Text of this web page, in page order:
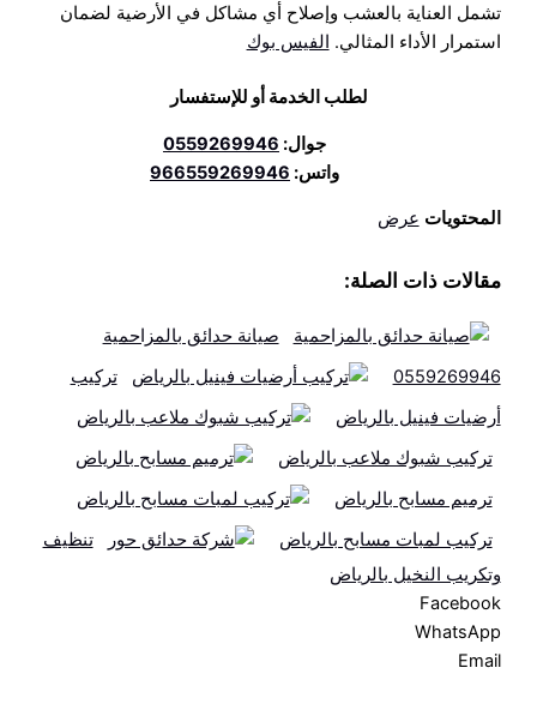
تشمل العناية بالعشب وإصلاح أي مشاكل في الأرضية لضمان
استمرار الأداء المثالي. الفيس بوك
لطلب الخدمة أو للإستفسار
جوال: 0559269946
واتس: 966559269946
المحتويات عرض
مقالات ذات الصلة:
صيانة حدائق بالمزاحمية
0559269946
تركيب
أرضيات فينيل بالرياض
تركيب شبوك ملاعب بالرياض
ترميم مسابح بالرياض
تركيب لمبات مسابح بالرياض
تنظيف
وتكريب النخيل بالرياض
Facebook
WhatsApp
Email